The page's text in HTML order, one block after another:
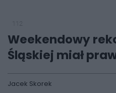
Weekendowy
Śląskiej miał
Jacek Skorek